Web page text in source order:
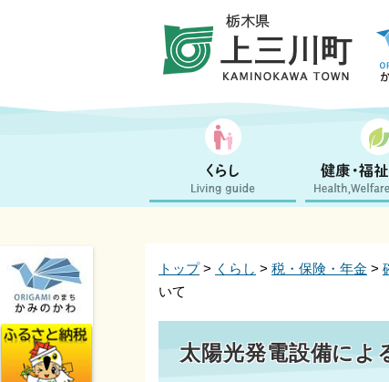
トップ> くらし > 税・保険・年金 >
いて
太陽光発電設備によ